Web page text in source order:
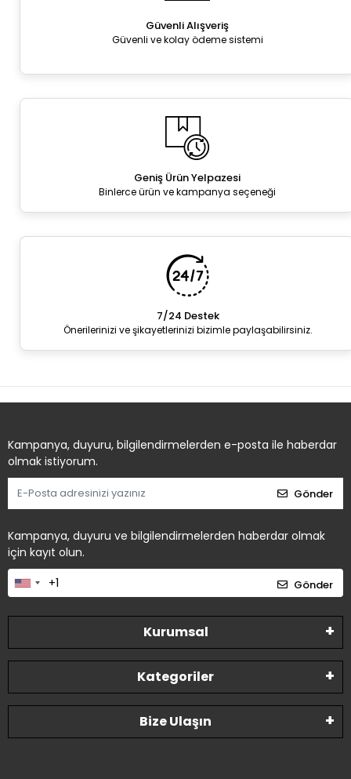
Güvenli Alışveriş
Güvenli ve kolay ödeme sistemi
Geniş Ürün Yelpazesi
Binlerce ürün ve kampanya seçeneği
7/24 Destek
Önerilerinizi ve şikayetlerinizi bizimle paylaşabilirsiniz.
Kampanya, duyuru, bilgilendirmelerden e-posta ile haberdar
olmak istiyorum.
Gönder
Kampanya, duyuru ve bilgilendirmelerden haberdar olmak
için kayıt olun.
Gönder
Kurumsal
Kategoriler
Bize Ulaşın